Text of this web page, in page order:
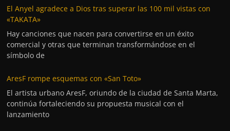
El Anyel agradece a Dios tras superar las 100 mil vistas con
«TAKATA»
Hay canciones que nacen para convertirse en un éxito
comercial y otras que terminan transformándose en el
símbolo de
AresF rompe esquemas con «San Toto»
El artista urbano AresF, oriundo de la ciudad de Santa Marta,
continúa fortaleciendo su propuesta musical con el
lanzamiento